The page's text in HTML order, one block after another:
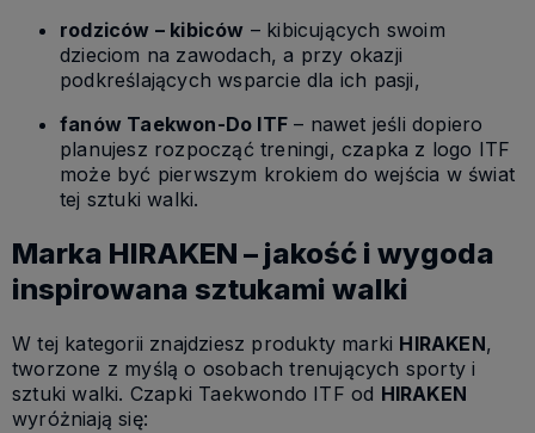
rodziców – kibiców – kibicujących swoim
dzieciom na zawodach, a przy okazji
podkreślających wsparcie dla ich pasji,
fanów Taekwon-Do ITF – nawet jeśli dopiero
planujesz rozpocząć treningi, czapka z logo ITF
może być pierwszym krokiem do wejścia w świat
tej sztuki walki.
Marka HIRAKEN – jakość i wygoda
inspirowana sztukami walki
W tej kategorii znajdziesz produkty marki HIRAKEN,
tworzone z myślą o osobach trenujących sporty i
sztuki walki. Czapki Taekwondo ITF od HIRAKEN
wyróżniają się: